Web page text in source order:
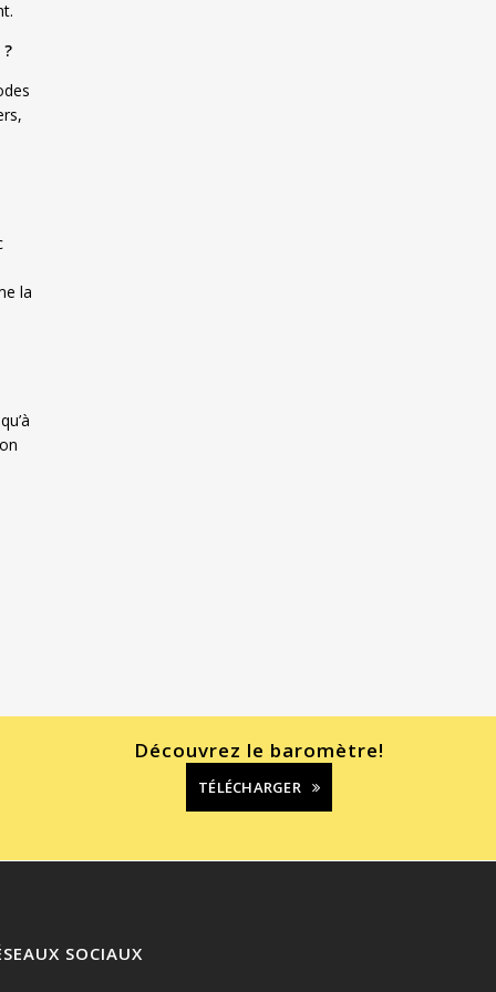
la
Découvrez le baromètre!
TÉLÉCHARGER
SOCIAUX